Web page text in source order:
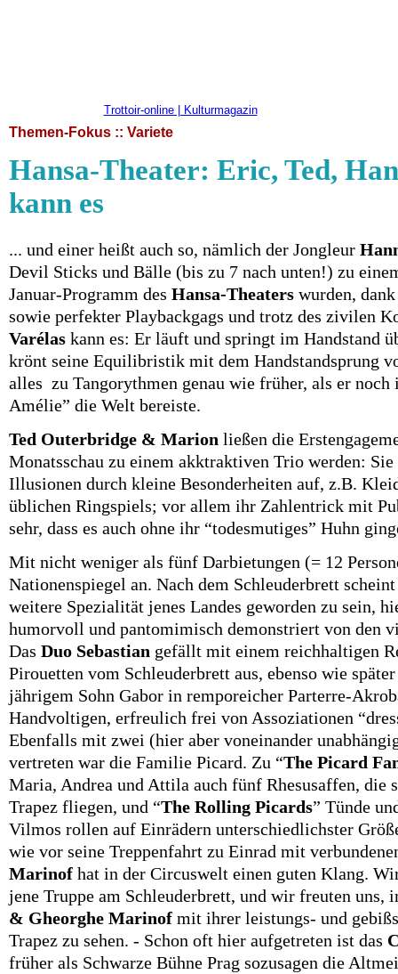
Trottoir-online | Kulturmagazin
Themen-Fokus :: Variete
Hansa-Theater: Eric, Ted,
kann es
... und einer heißt auch so, nämlich der Jongleur
Devil Sticks und Bälle (bis zu 7 nach unten!) zu
Januar-Programm des Hansa-Theaters wurden,
sowie perfekter Playbackgags und trotz des zivilen
Varélas kann es: Er läuft und springt im Handstand
krönt seine Equilibristik mit dem Handstandsprung
alles zu Tangorythmen genau wie früher, als er
Amélie” die Welt bereiste.
Ted Outerbridge & Marion ließen die
Monatsschau zu einem akktraktiven Trio werden:
Illusionen durch kleine Besonderheiten auf, z.B.
üblichen Ringspiels; vor allem ihr Zahlentrick mit
sehr, dass es auch ohne ihr “todesmutiges” Huhn
Mit nicht weniger als fünf Darbietungen (= 12
Nationenspiegel an. Nach dem Schleuderbrett
weitere Spezialität jenes Landes geworden zu sein,
humorvoll und pantomimisch demonstriert von den
Das Duo Sebastian gefällt mit einem reichhaltigen
Pirouetten vom Schleuderbrett aus, ebenso wie
jährigem Sohn Gabor in remporeicher Parterre-
Handvoltigen, erfreulich frei von Assoziationen
Ebenfalls mit zwei (hier aber voneinander
vertreten war die Familie Picard. Zu “The Picard
Maria, Andrea und Attila auch fünf Rhesusaffen, die
Trapez fliegen, und “The Rolling Picards” Tünde
Vilmos rollen auf Einrädern unterschiedlichster
wie vor seine Treppenfahrt zu Einrad mit
Marinof hat in der Circuswelt einen guten Klang.
jene Truppe am Schleuderbrett, und wir freuten uns,
& Gheorghe Marinof mit ihrer leistungs- und
Trapez zu sehen. - Schon oft hier aufgetreten ist das
früher als Schwarze Bühne Prag sozusagen die